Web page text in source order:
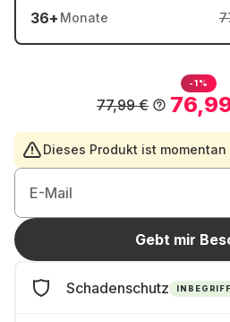
36+ Monate
-1%
77,99 €
Dieses Produkt ist
E-Mail
Gebt mir
Schadenschutz